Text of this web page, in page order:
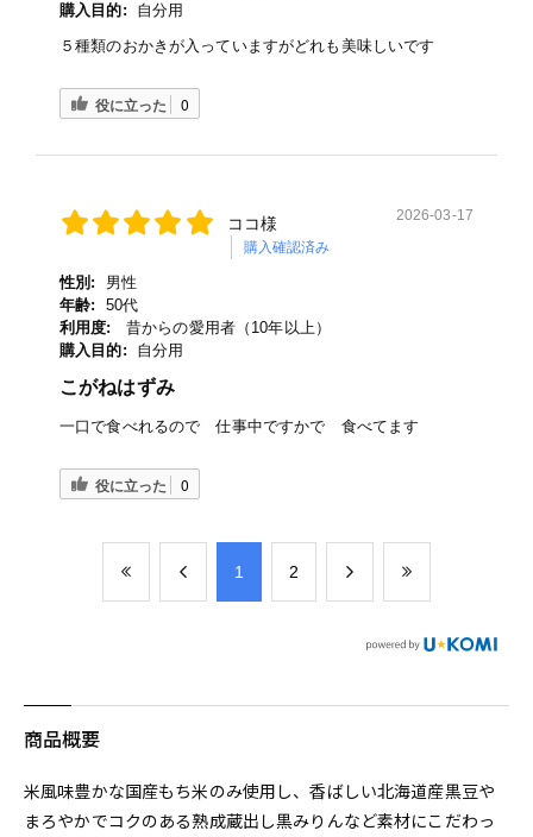
購入目的:
自分用
５種類のおかきが入っていますがどれも美味しいです
役に立った 0
ココ様
購入確認済み
2026-03-17
性別:
男性
年齢:
50代
利用度:
昔からの愛用者（10年以上）
購入目的:
自分用
こがねはずみ
一口で食べれるので 仕事中ですかで 食べてます
役に立った 0
​1 ​2
商品概要
米風味豊かな国産もち米のみ使用し、香ばしい北海道産黒豆や
まろやかでコクのある熟成蔵出し黒みりんなど素材にこだわっ